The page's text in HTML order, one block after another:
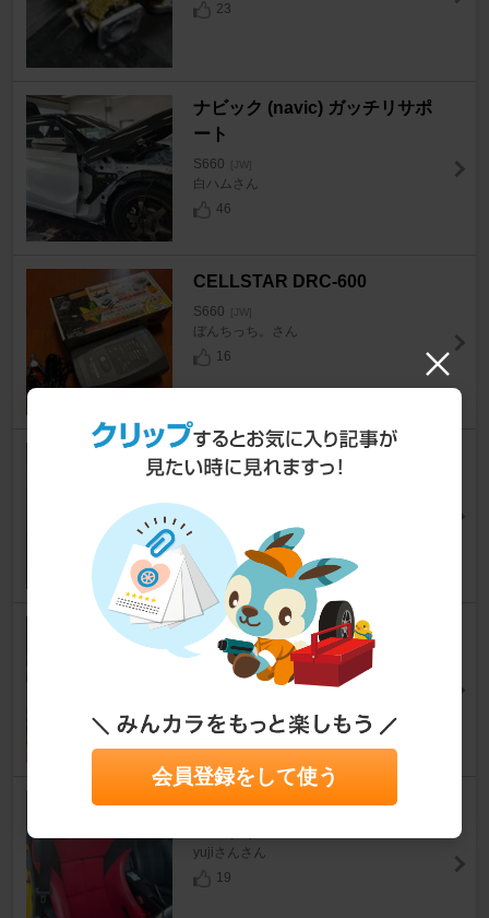
23
ナビック (navic) ガッチリサポ
ート
S660 [JW]
白ハムさん
46
CELLSTAR DRC-600
S660 [JW]
ぼんちっち。さん
16
G'BASE ローポジションアダプ
ター
S660
n_yosshyさん
BRIDE ZIEG Ⅳ
S660 [JW]
mtmrさん
BRIDE ZETAⅣ
yujiさんさん
19
会員登録をして使う